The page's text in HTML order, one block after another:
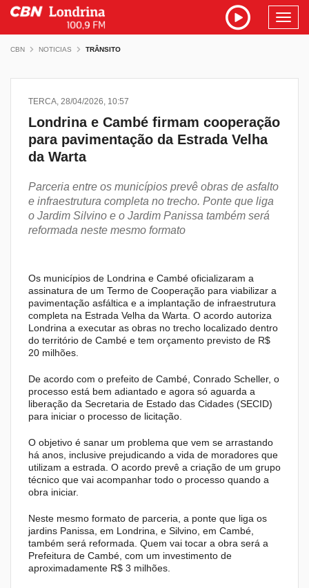
CBN NOTICIAS TRÂNSITO
TERCA, 28/04/2026, 10:57
Londrina e Cambé firmam cooperação
para pavimentação da Estrada Velha
da Warta
Parceria entre os municípios prevê obras de asfalto
e infraestrutura completa no trecho. Ponte que liga
o Jardim Silvino e o Jardim Panissa também será
reformada neste mesmo formato
Os municípios de Londrina e Cambé oficializaram a
assinatura de um Termo de Cooperação para viabilizar a
pavimentação asfáltica e a implantação de infraestrutura
completa na Estrada Velha da Warta. O acordo autoriza
Londrina a executar as obras no trecho localizado dentro
do território de Cambé e tem orçamento previsto de R$
20 milhões.
De acordo com o prefeito de Cambé, Conrado Scheller, o
processo está bem adiantado e agora só aguarda a
liberação da Secretaria de Estado das Cidades (SECID)
para iniciar o processo de licitação.
O objetivo é sanar um problema que vem se arrastando
há anos, inclusive prejudicando a vida de moradores que
utilizam a estrada. O acordo prevê a criação de um grupo
técnico que vai acompanhar todo o processo quando a
obra iniciar.
Neste mesmo formato de parceria, a ponte que liga os
jardins Panissa, em Londrina, e Silvino, em Cambé,
também será reformada. Quem vai tocar a obra será a
Prefeitura de Cambé, com um investimento de
aproximadamente R$ 3 milhões.